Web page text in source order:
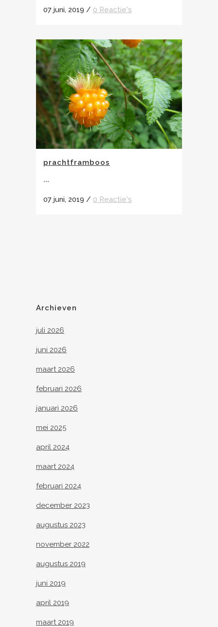
07 juni, 2019 / 0 Reactie's
prachtframboos
...
07 juni, 2019 / 0 Reactie's
Archieven
juli 2026
juni 2026
maart 2026
februari 2026
januari 2026
mei 2025
april 2024
maart 2024
februari 2024
december 2023
augustus 2023
november 2022
augustus 2019
juni 2019
april 2019
maart 2019